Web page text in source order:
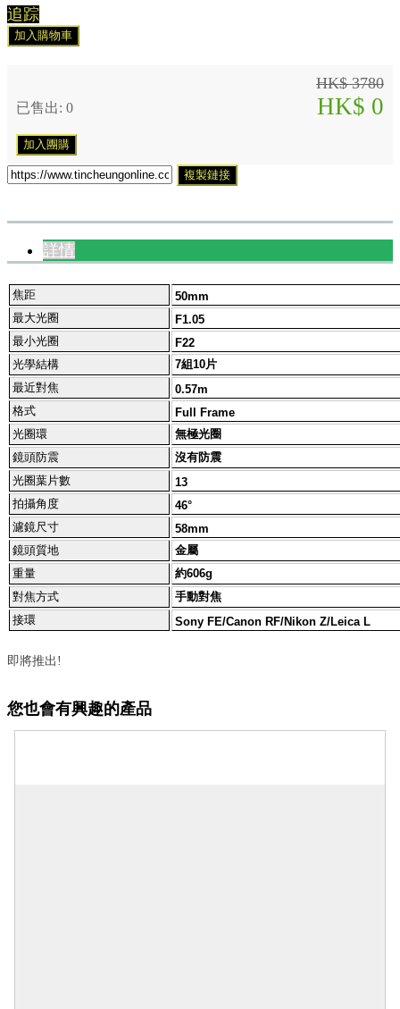
追踪
加入購物車
HK$ 3780
已售出: 0 HK$ 0
加入團購
複製鏈接
詳情
焦距
50mm
最大光圈
F1.05
最小光圈
F22
光學結構
7組10片
最近對焦
0.57m
格式
Full Frame
光圈環
無極光圈
鏡頭防震
沒有防震
光圈葉片數
13
拍攝角度
46°
濾鏡尺寸
58mm
鏡頭質地
金屬
重量
約606g
對焦方式
手動對焦
接環
Sony FE/Canon RF/Nikon Z/Leica L
即將推出!
您也會有興趣的產品